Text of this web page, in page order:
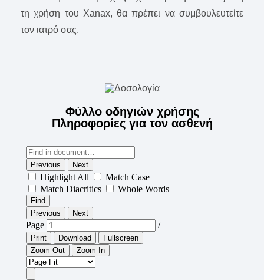
τη χρήση του Xanax, θα πρέπει να συμβουλευτείτε
τον ιατρό σας.
Φύλλο οδηγιών χρήσης
Πληροφορίες για τον ασθενή